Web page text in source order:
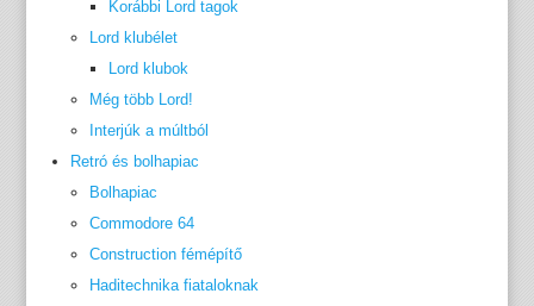
Korábbi Lord tagok
Lord klubélet
Lord klubok
Még több Lord!
Interjúk a múltból
Retró és bolhapiac
Bolhapiac
Commodore 64
Construction fémépítő
Haditechnika fiataloknak